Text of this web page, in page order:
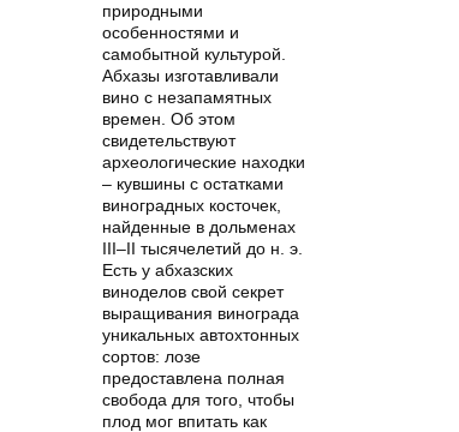
природными
особенностями и
самобытной культурой.
Абхазы изготавливали
вино с незапамятных
времен. Об этом
свидетельствуют
археологические находки
– кувшины с остатками
виноградных косточек,
найденные в дольменах
III–II тысячелетий до н. э.
Есть у абхазских
виноделов свой секрет
выращивания винограда
уникальных автохтонных
сортов: лозе
предоставлена полная
свобода для того, чтобы
плод мог впитать как